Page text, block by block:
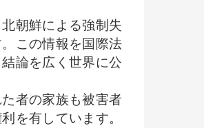
朝鮮による強制失
この情報を国際法
論を広く世界に公
者の家族も被害者
を有しています。